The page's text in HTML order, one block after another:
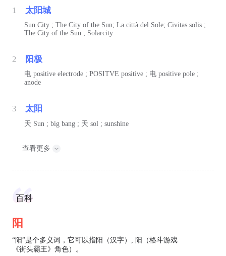
1 太阳城
Sun City ; The City of the Sun; La città del Sole; Civitas solis ;
The City of the Sun ; Solarcity
2 阳极
电 positive electrode ; POSITVE positive ; 电 positive pole ;
anode
3 太阳
天 Sun ; big bang ; 天 sol ; sunshine
查看更多
百科
阳
“阳”是个多义词，它可以指阳（汉字）, 阳（格斗游戏
《街头霸王》角色）。